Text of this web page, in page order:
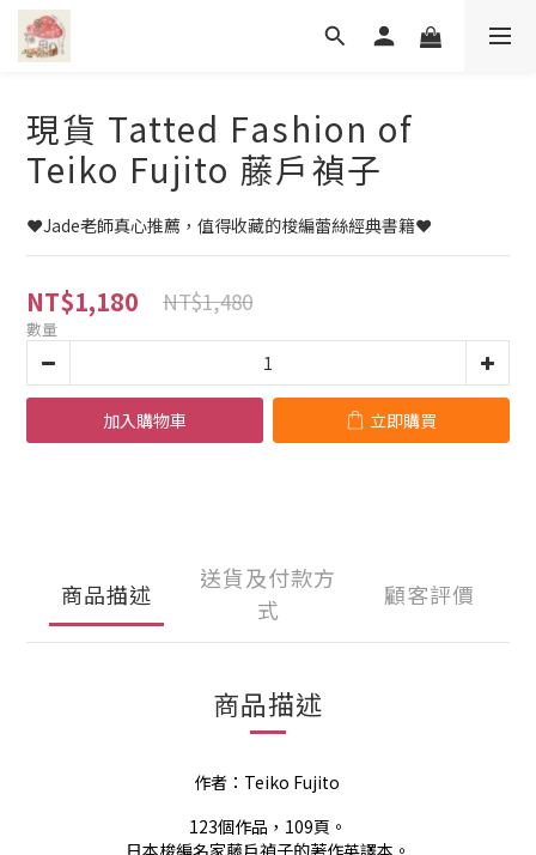
現貨 Tatted Fashion of
Teiko Fujito 藤戶禎子
❤️Jade老師真心推薦，值得收藏的梭編蕾絲經典書籍❤️
NT$1,180 NT$1,480
數量
加入購物車 立即購買
商品描述
送貨及付款方
式
顧客評價
商品描述
作者：Teiko Fujito
123個作品，109頁。
日本梭編名家藤戶禎子的著作英譯本。